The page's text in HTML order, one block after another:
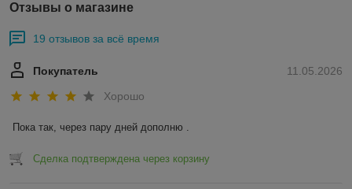
Отзывы о магазине
19 отзывов за всё время
11.05.2026
Покупатель
Хорошо
Пока так, через пару дней дополню .
Сделка подтверждена через корзину